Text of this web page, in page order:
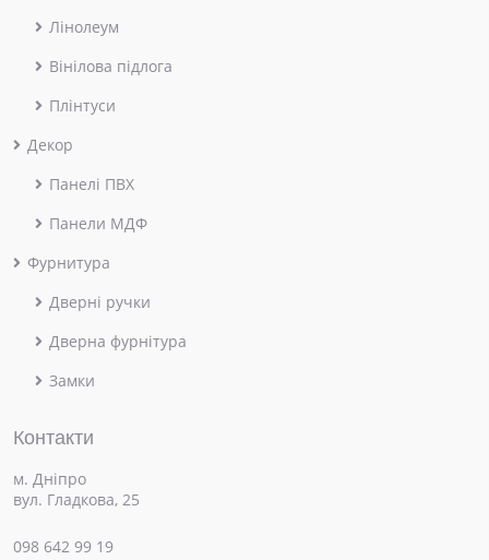
Лінолеум
Вінілова підлога
Плінтуси
Декор
Панелі ПВХ
Панели МДФ
Фурнитура
Дверні ручки
Дверна фурнітура
Замки
Контакти
м. Дніпро
вул. Гладкова, 25
098 642 99 19